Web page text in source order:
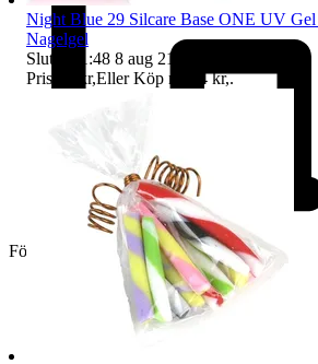
Företag
Night Blue 29 Silcare Base ONE UV
Nagelgel
Sluttid
21:48 8 aug 21:48
Pris:
23 kr,Eller Köp nu 24 kr,.